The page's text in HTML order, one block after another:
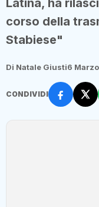
corso della
Stabiese"
Di Natale Giusti6
CONDIVIDI